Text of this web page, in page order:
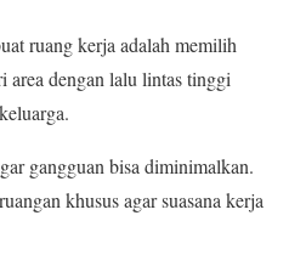
ruang kerja adalah memilih
dengan lalu lintas tinggi
gangguan bisa diminimalkan.
khusus agar suasana kerja